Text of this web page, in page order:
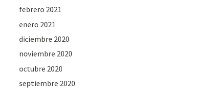
febrero 2021
enero 2021
diciembre 2020
noviembre 2020
octubre 2020
septiembre 2020